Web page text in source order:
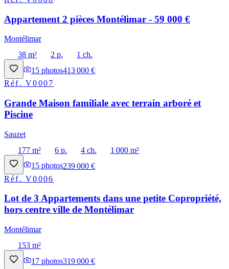
Appartement 2 pièces Montélimar - 59 000 €
Montélimar
38 m²
2 p.
1 ch.
15 photos413 000 €
Réf.V0007
Grande Maison familiale avec terrain arboré et
Piscine
Sauzet
177 m²
6 p. 4 ch.
1 000 m²
15 photos239 000 €
Réf.V0006
Lot de 3 Appartements dans une petite Copropriété,
hors centre ville de Montélimar
Montélimar
153 m²
17 photos319 000 €